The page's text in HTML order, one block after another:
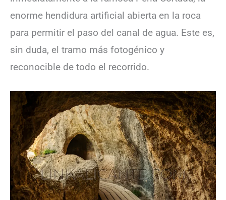
enorme hendidura artificial abierta en la roca
para permitir el paso del canal de agua. Este es,
sin duda, el tramo más fotogénico y
reconocible de todo el recorrido.